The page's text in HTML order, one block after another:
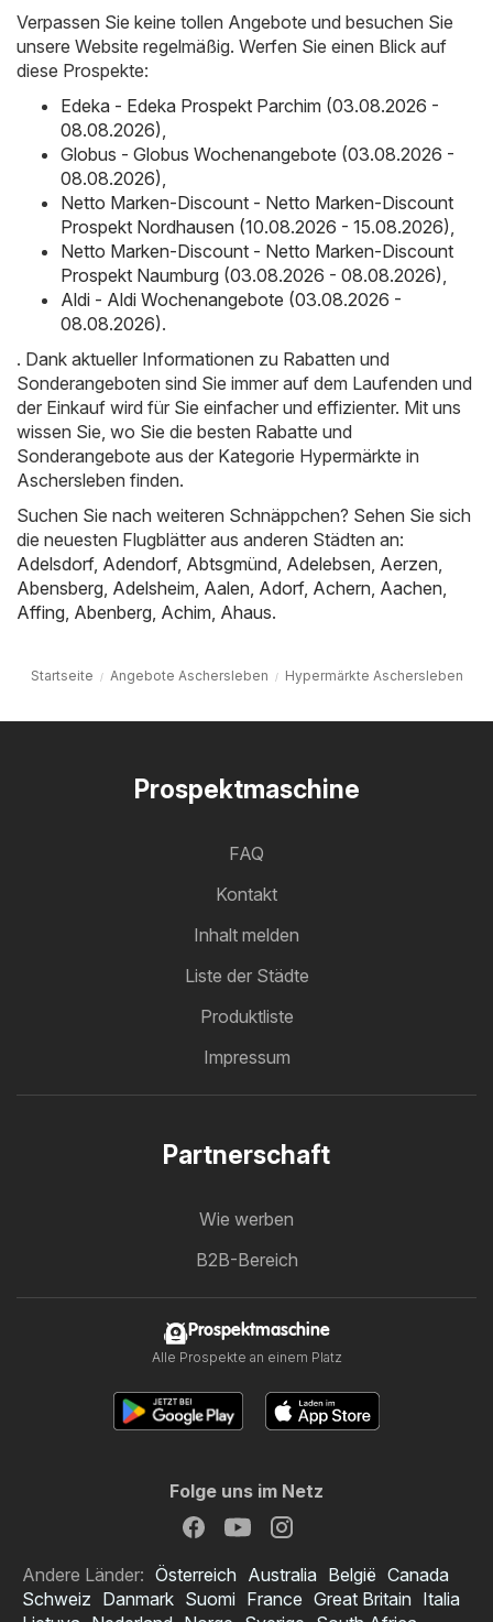
Verpassen Sie keine tollen Angebote und besuchen Sie
unsere Website regelmäßig. Werfen Sie einen Blick auf
diese Prospekte:
Edeka - Edeka Prospekt Parchim (03.08.2026 -
08.08.2026),
Globus - Globus Wochenangebote (03.08.2026 -
08.08.2026),
Netto Marken-Discount - Netto Marken-Discount
Prospekt Nordhausen (10.08.2026 - 15.08.2026),
Netto Marken-Discount - Netto Marken-Discount
Prospekt Naumburg (03.08.2026 - 08.08.2026),
Aldi - Aldi Wochenangebote (03.08.2026 -
08.08.2026).
. Dank aktueller Informationen zu Rabatten und
Sonderangeboten sind Sie immer auf dem Laufenden und
der Einkauf wird für Sie einfacher und effizienter. Mit uns
wissen Sie, wo Sie die besten Rabatte und
Sonderangebote aus der Kategorie Hypermärkte in
Aschersleben finden.
Suchen Sie nach weiteren Schnäppchen? Sehen Sie sich
die neuesten Flugblätter aus anderen Städten an:
Adelsdorf, Adendorf, Abtsgmünd, Adelebsen, Aerzen,
Abensberg, Adelsheim, Aalen, Adorf, Achern, Aachen,
Affing, Abenberg, Achim, Ahaus.
Startseite Angebote Aschersleben Hypermärkte Aschersleben
Prospektmaschine
FAQ
Kontakt
Inhalt melden
Liste der Städte
Produktliste
Impressum
Partnerschaft
Wie werben
B2B-Bereich
Prospektmaschine
Alle Prospekte an einem Platz
Folge uns im Netz
Andere Länder: Österreich Australia België Canada
Schweiz Danmark Suomi France Great Britain Italia